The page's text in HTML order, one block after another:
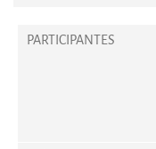
PARTICIPANTES